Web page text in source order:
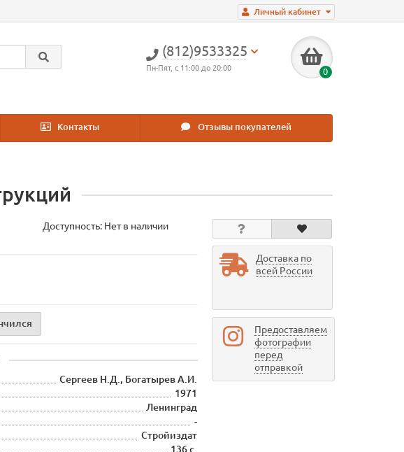
Личный кабинет
(812)9533325
Пн-Пят, с 11:00 до 20:00 0
Контакты Отзывы покупателей
Доступность: Нет в наличии
Сергеев Н.Д., Богатырев А.И.
1971
Ленинград
-
Стройиздат
136 с.
Доставка по
всей России
Предоставляем
фотографии
перед
отправкой